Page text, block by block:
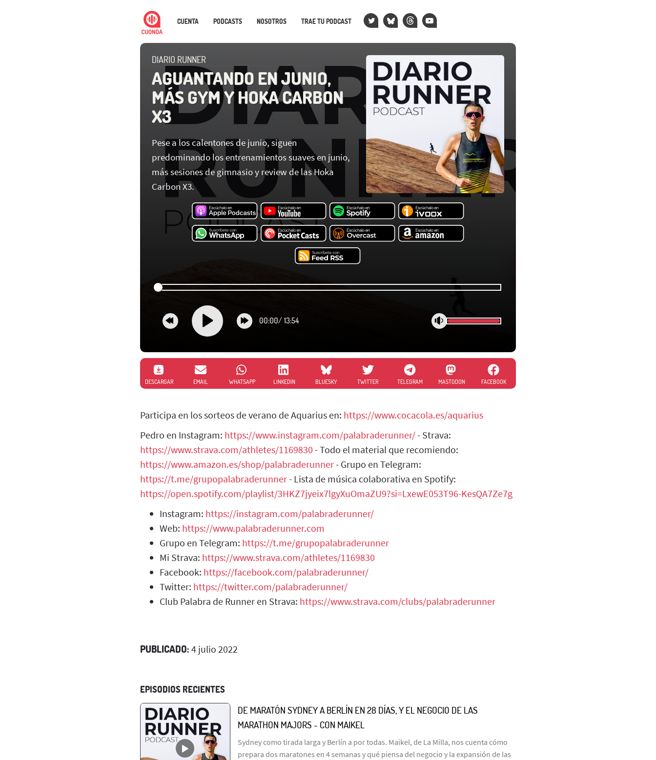
CUENTA PODCASTS NOSOTROS TRAE TU PODCAST
DIARIO RUNNER
AGUANTANDO EN JUNIO,
MÁS GYM Y HOKA CARBON
X3
Pese a los calentones de junio, siguen
predominando los entrenamientos suaves en junio,
más sesiones de gimnasio y review de las Hoka
Carbon X3.
00:00/ 13:54
DESCARGAR EMAIL WHATSAPP LINKEDIN BLUESKY TWITTER TELEGRAM MASTODON FACEBOOK
Participa en los sorteos de verano de Aquarius en: https://www.cocacola.es/aquarius
Pedro en Instagram: https://www.instagram.com/palabraderunner/- Strava:
https://www.strava.com/athletes/1169830 - Todo el material que recomiendo:
https://www.amazon.es/shop/palabraderunner- Grupo en Telegram:
https://t.me/grupopalabraderunner- Lista de música colaborativa en Spotify:
https://open.spotify.com/playlist/3HKZ7jyeix7lgyXuOmaZU9?si=LxewE053T96-KesQA7Ze7g
Instagram: https://instagram.com/palabraderunner/
Web: https://www.palabraderunner.com
Grupo en Telegram: https://t.me/grupopalabraderunner
Mi Strava: https://www.strava.com/athletes/1169830
Facebook: https://facebook.com/palabraderunner/
Twitter: https://twitter.com/palabraderunner/
Club Palabra de Runner en Strava: https://www.strava.com/clubs/palabraderunner
PUBLICADO: 4 julio 2022
EPISODIOS RECIENTES
DE MARATÓN SYDNEY A BERLÍN EN 28 DÍAS, Y EL NEGOCIO DE LAS
MARATHON MAJORS - CON MAIKEL
Sydney como tirada larga y Berlín a por todas. Maikel, de La Milla, nos cuenta cómo
prepara dos maratones en 4 semanas y qué piensa del negocio y la expansión de las